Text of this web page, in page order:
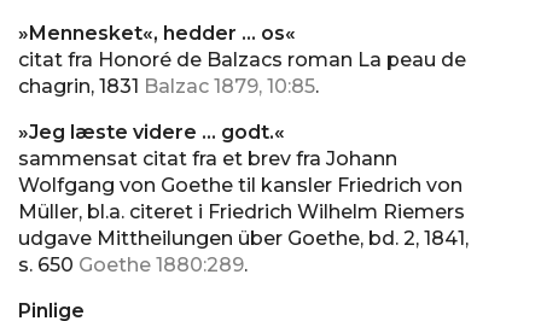
»Mennesket«, hedder … os«
citat fra Honoré de Balzacs roman La peau de
chagrin, 1831 Balzac 1879, 10:85.
»Jeg læste videre … godt.«
sammensat citat fra et brev fra Johann
Wolfgang von Goethe til kansler Friedrich von
Müller, bl.a. citeret i Friedrich Wilhelm Riemers
udgave Mittheilungen über Goethe, bd. 2, 1841,
s. 650 Goethe 1880:289.
Pinlige